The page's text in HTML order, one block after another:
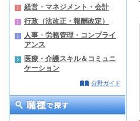
経営・マネジメント・会計
行政（法改正・報酬改定）
人事・労務管理・コンプライ
アンス
医療・介護スキル＆コミュニ
ケーション
分野ガイド